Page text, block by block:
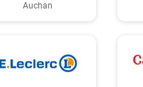
Auchan